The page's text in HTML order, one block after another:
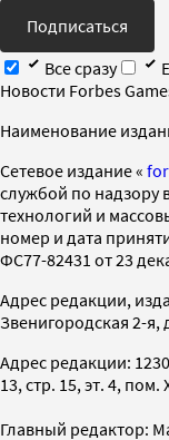
Подписаться
Все сразу
Новости Forbes
Наименование
Cетевое издание «
службой по надзору
технологий и
номер и дата
ФС77-82431 от 23
Адрес редакции,
Звенигородская 2-я,
Адрес редакции:
13, стр. 15, эт. 4, пом.
Главный редактор: